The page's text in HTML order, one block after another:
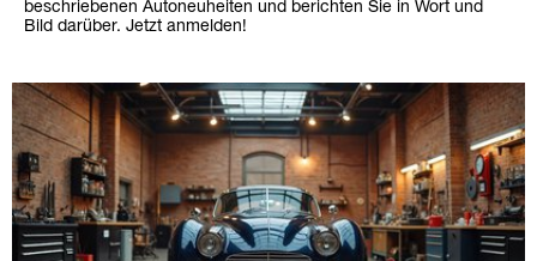
beschriebenen Autoneuheiten und berichten Sie in Wort und
Bild darüber. Jetzt anmelden!